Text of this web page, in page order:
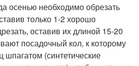
осенью необходимо обрезать
только 1-2 хорошо
оставив их длиной 15-20
посадочный кол, к которому
(синтетические